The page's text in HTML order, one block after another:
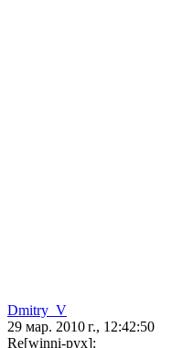
Dmitry_V
29 мар. 2010 г., 12:42:50
Re[winni-pyx]: